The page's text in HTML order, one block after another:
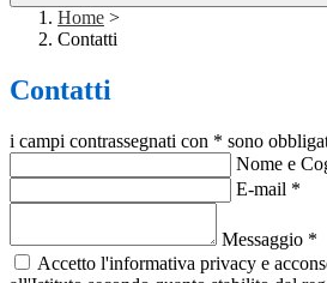
Home >
Contatti
Contatti
i campi contrassegnati con * sono
Nome e
E-mail *
Messaggio *
Accetto l'informativa privacy e